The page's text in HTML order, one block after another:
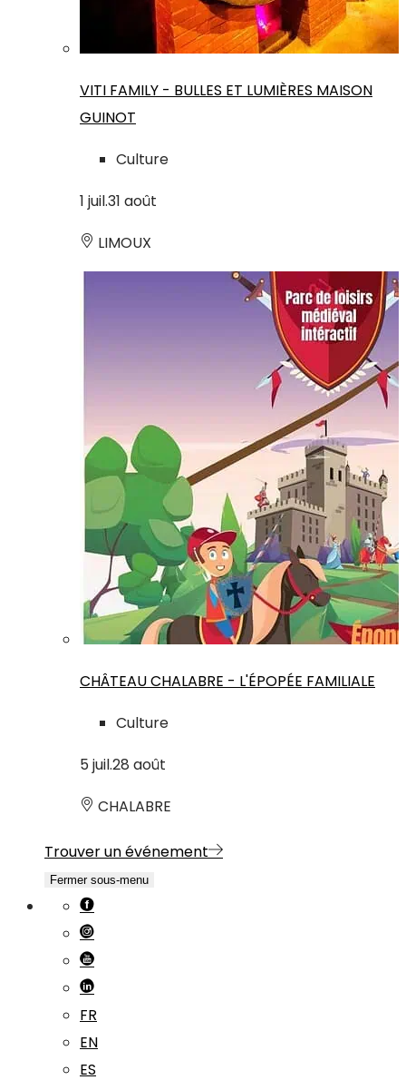
VITI FAMILY - BULLES ET LUMIÈRES MAISON
GUINOT
Culture
1 juil.31 août
LIMOUX
CHÂTEAU CHALABRE - L'ÉPOPÉE FAMILIALE
Culture
5 juil.28 août
CHALABRE
Trouver un événement
Fermer sous-menu
FR
EN
ES